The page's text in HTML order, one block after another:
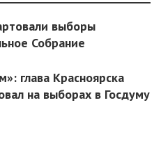
выборы
Собрание
глава Красноярска
на выборах в Госдуму